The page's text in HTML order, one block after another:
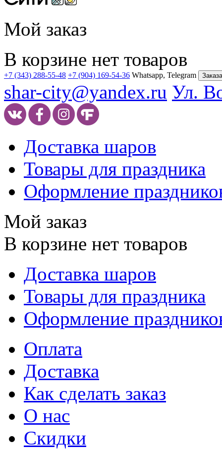
Мой заказ
В корзине нет товаров
+7 (343) 288-55-48 +7 (904) 169-54-36 Whatsapp, Telegram
shar-city@yandex.ru Ул.
Доставка шаров
Товары для праздника
Оформление
Мой заказ
В корзине нет товаров
Доставка шаров
Товары для праздника
Оформление
Оплата
Доставка
Как сделать заказ
О нас
Скидки